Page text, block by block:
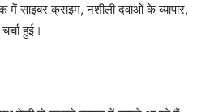
में साइबर क्राइम, नशीली दवाओं के व्यापार,
हुई।